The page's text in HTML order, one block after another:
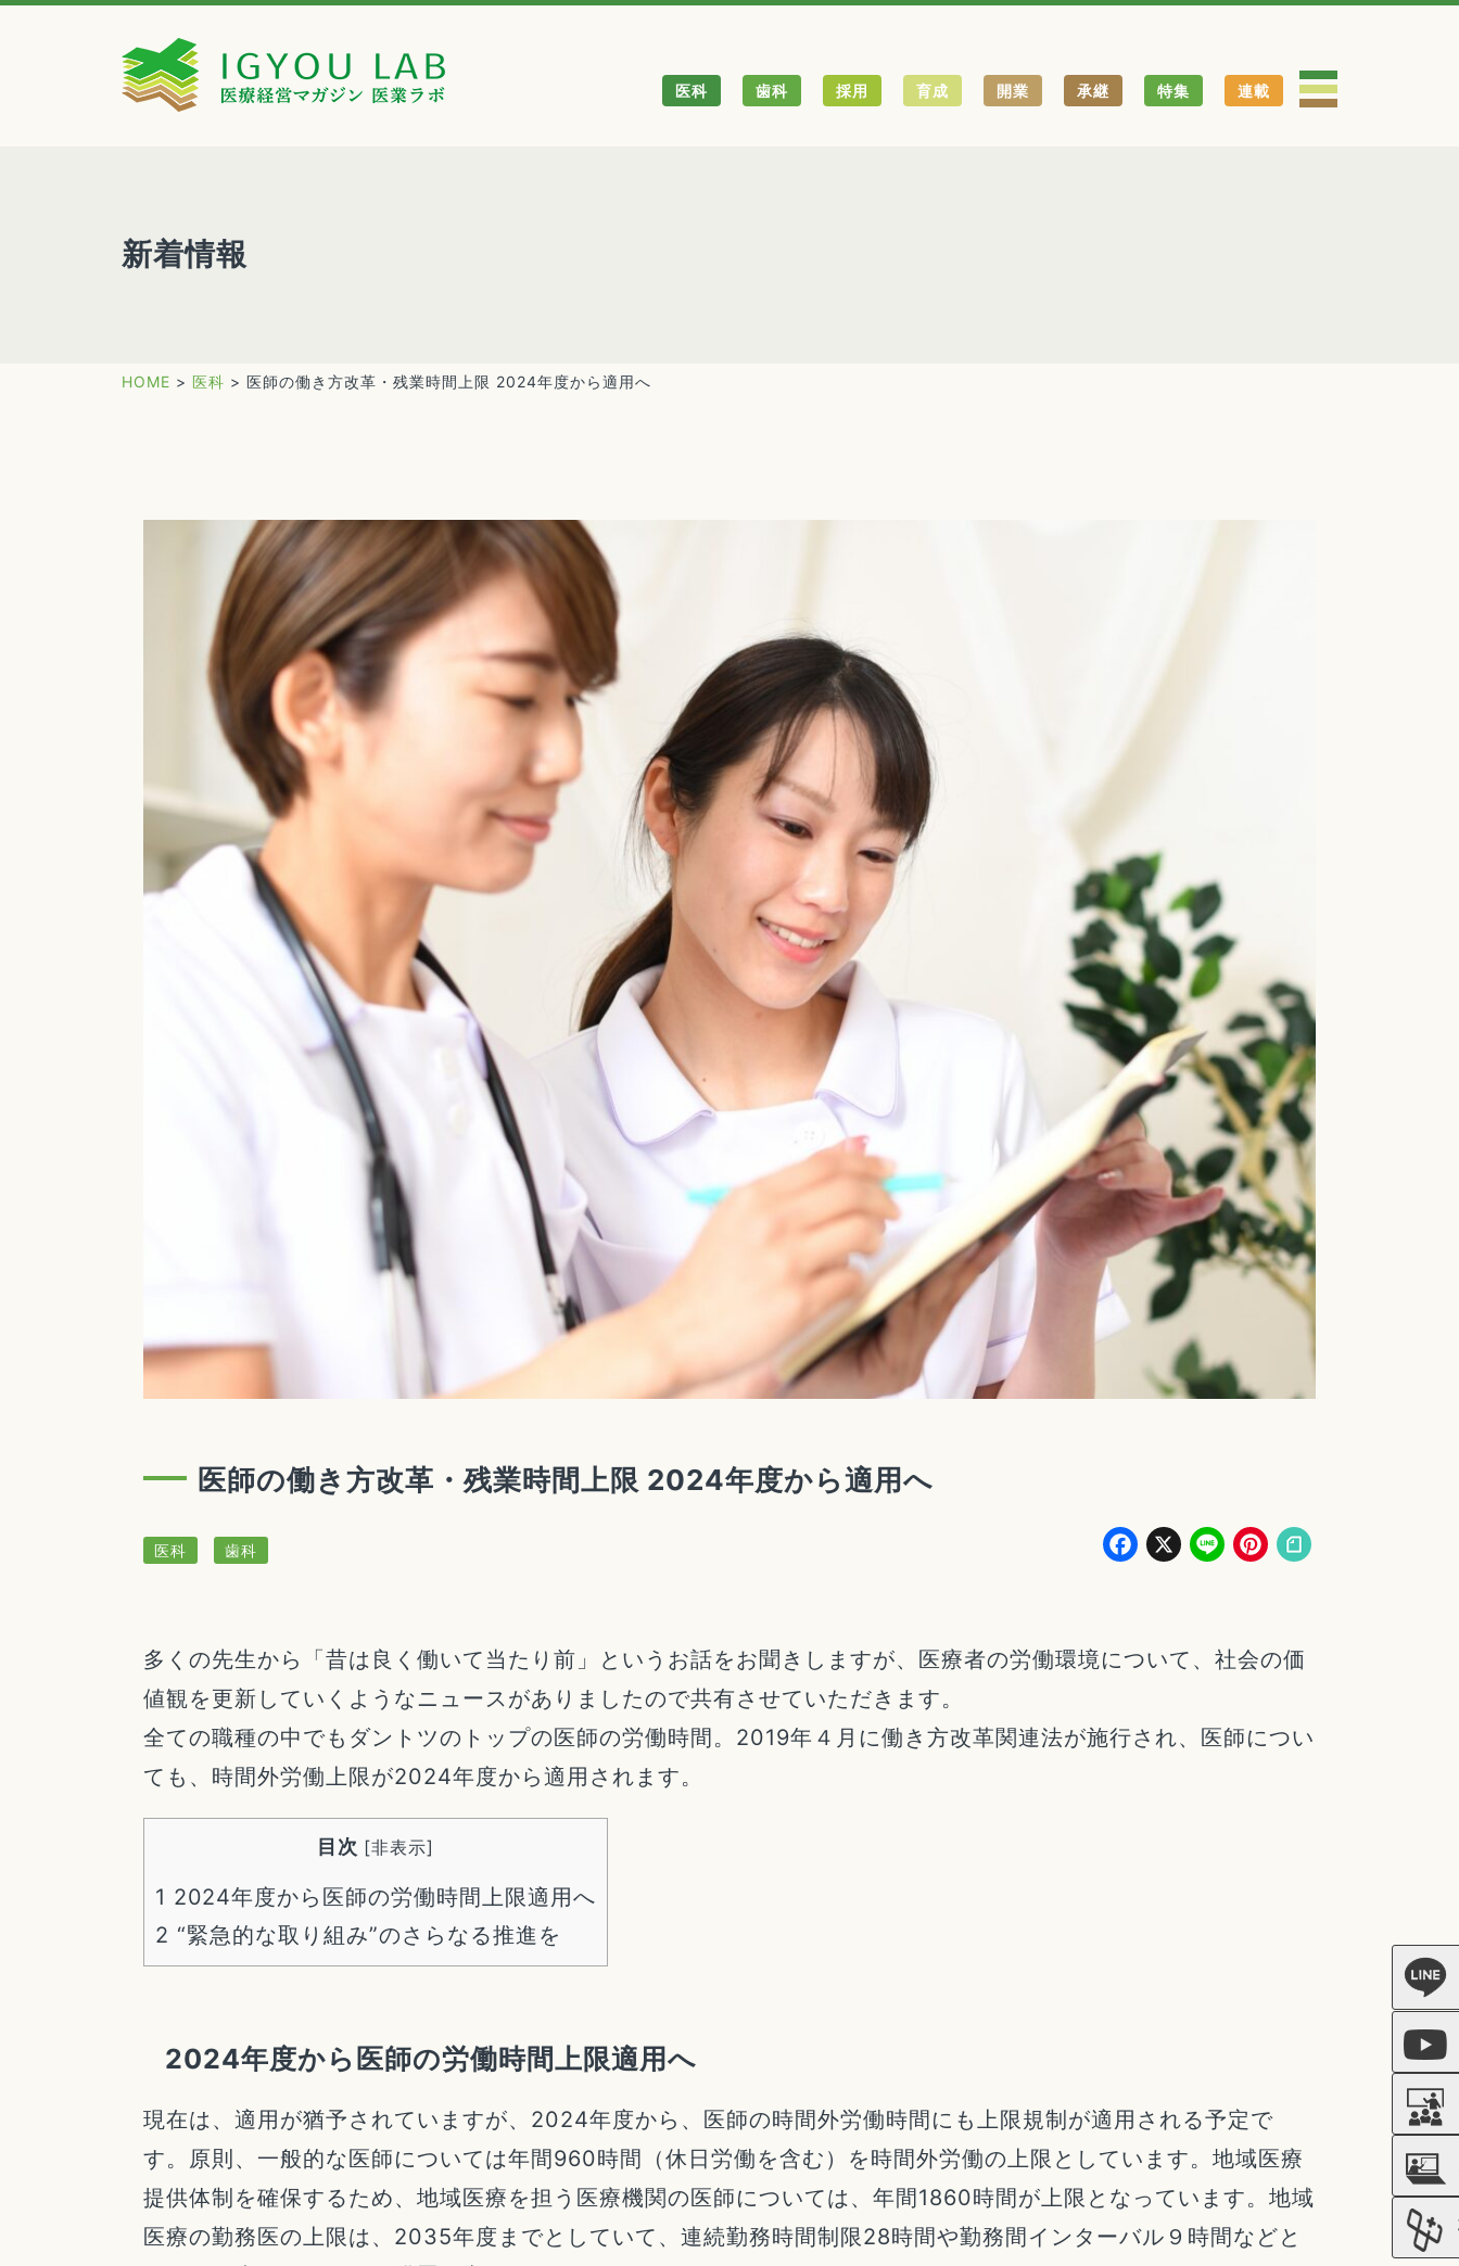
医科 歯科 採用 育成 開業 承継 特集 連載
新着情報
HOME > 医科 > 医師の働き方改革・残業時間上限 2024年度から適用へ
医師の働き方改革・残業時間上限 2024年度から適用へ
医科 歯科 Facebook
X LinePinterest
多くの先生から「昔は良く働いて当たり前」というお話をお聞きしますが、医療者の労働環境について、社会の価
値観を更新していくようなニュースがありましたので共有させていただきます。
全ての職種の中でもダントツのトップの医師の労働時間。2019年４月に働き方改革関連法が施行され、医師につい
ても、時間外労働上限が2024年度から適用されます。
目次 [非表示]
1 2024年度から医師の労働時間上限適用へ
2 “緊急的な取り組み”のさらなる推進を
2024年度から医師の労働時間上限適用へ
現在は、適用が猶予されていますが、2024年度から、医師の時間外労働時間にも上限規制が適用される予定で
す。原則、一般的な医師については年間960時間（休日労働を含む）を時間外労働の上限としています。地域医療
提供体制を確保するため、地域医療を担う医療機関の医師については、年間1860時間が上限となっています。地域
医療の勤務医の上限は、2035年度までとしていて、連続勤務時間制限28時間や勤務間インターバル９時間などと